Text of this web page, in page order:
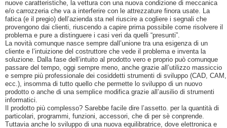
nuove caratteristiche, la vettura con una nuova condizione di meccanica
e/o carrozzeria che va a interferire con le attrezzature finora usate. La
fatica (e il pregio) dell’azienda sta nel riuscire a cogliere i segnali che
provengono dai clienti, riuscendo a capire prima possibile come risolvere il
problema e pure a distinguere i casi veri da quelli “presunti”.
La novità comunque nasce sempre dall’unione tra una esigenza di un
cliente e l’intuizione del costruttore che vede il problema e inventa la
soluzione. Dalla fase dell’intuito al prodotto vero e proprio può comunque
passare del tempo, oggi sempre meno, anche grazie all’utilizzo massiccio
e sempre più professionale dei cosiddetti strumenti di sviluppo (CAD, CAM,
ecc.), insomma di tutto quello che permette lo sviluppo di un nuovo
prodotto o anche di una semplice modifica grazie all’ausilio di strumenti
informatici.
Il prodotto più complesso? Sarebbe facile dire l’assetto. per la quantità di
particolari, programmi, funzioni, accessori, che di per sè conprende.
Tuttavia anche lo sviluppo di una nuova equilibratrice, dove elettronica e